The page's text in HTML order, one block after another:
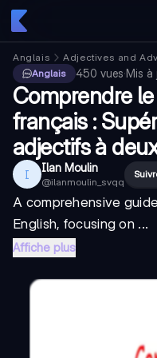
Anglais Adjectives and
Anglais
450 vues·Mis à
Comprendre
français :
adjectifs à
I Ilan Moulin
@ilanmoulin_svqq
A comprehensive
English, focusing on ...
Affiche plus